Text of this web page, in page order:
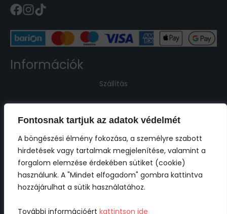
Fontosnak tartjuk az adatok védelmét
A böngészési élmény fokozása, a személyre szabott
hirdetések vagy tartalmak megjelenítése, valamint a
forgalom elemzése érdekében sütiket (cookie)
használunk. A "Mindet elfogadom" gombra kattintva
hozzájárulhat a sütik használatához.
További információért kattintson ide
Információk
Szállítás
Jogi információk
Impresszum
ÁSZF